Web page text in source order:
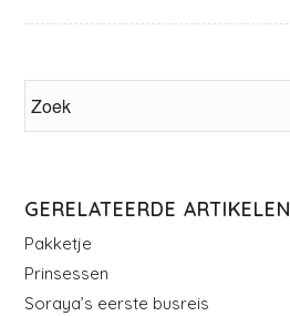
GERELATEERDE ARTIKELEN
Pakketje
Prinsessen
Soraya’s eerste busreis